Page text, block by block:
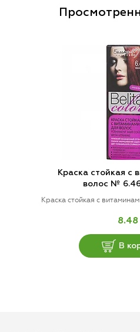
Краска стойкая с
волос №
Краска стойкая с
8.48
В